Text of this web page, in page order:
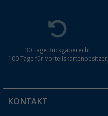
30 Tage Rückgaberecht
100 Tage für Vorteilskartenbesitzer
KONTAKT